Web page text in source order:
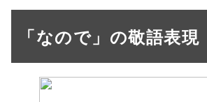
「なので」の敬語表現